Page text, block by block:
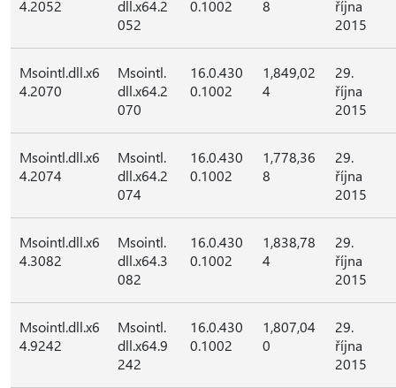
4.2052
dll.x64.2
052
0.1002
8
října
2015
Msointl.dll.x6
4.2070
Msointl.
dll.x64.2
070
16.0.430
0.1002
1,849,02
4
29.
října
2015
Msointl.dll.x6
4.2074
Msointl.
dll.x64.2
074
16.0.430
0.1002
1,778,36
8
29.
října
2015
Msointl.dll.x6
4.3082
Msointl.
dll.x64.3
082
16.0.430
0.1002
1,838,78
4
29.
října
2015
Msointl.dll.x6
4.9242
Msointl.
dll.x64.9
242
16.0.430
0.1002
1,807,04
0
29.
října
2015